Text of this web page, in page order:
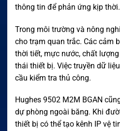
thông tin để phản ứng kịp thời.
Trong môi trường và nông
cho trạm quan trắc. Các cảm
thời tiết, mực nước, chất
thái thiết bị. Việc truyền dữ
cầu kiểm tra thủ công.
Hughes 9502 M2M BGAN
dự phòng ngoài băng. Khi
thiết bị có thể tạo kênh IP vệ